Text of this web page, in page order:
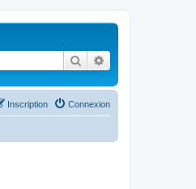
Rechercher
Connexion
Inscription